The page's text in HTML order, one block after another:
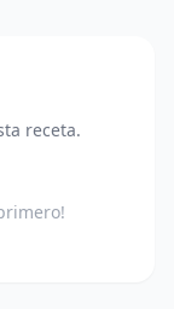
receta.